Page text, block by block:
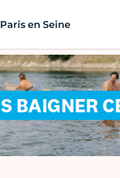
Paris en Seine